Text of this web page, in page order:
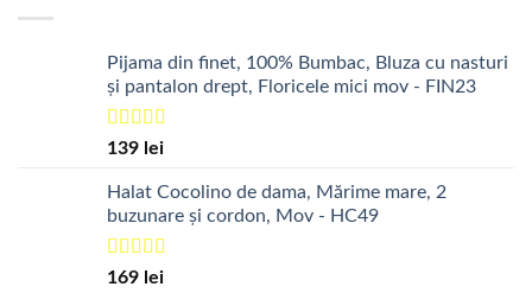
Pijama din finet, 100% Bumbac, Bluza cu nasturi
și pantalon drept, Floricele mici mov - FIN23
Evaluat la
139 lei
Halat Cocolino de dama, Mărime mare, 2
buzunare și cordon, Mov - HC49
Evaluat la
169 lei